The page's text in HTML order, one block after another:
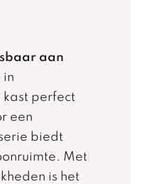
aan
in
kast perfect
een
biedt
Met
is het